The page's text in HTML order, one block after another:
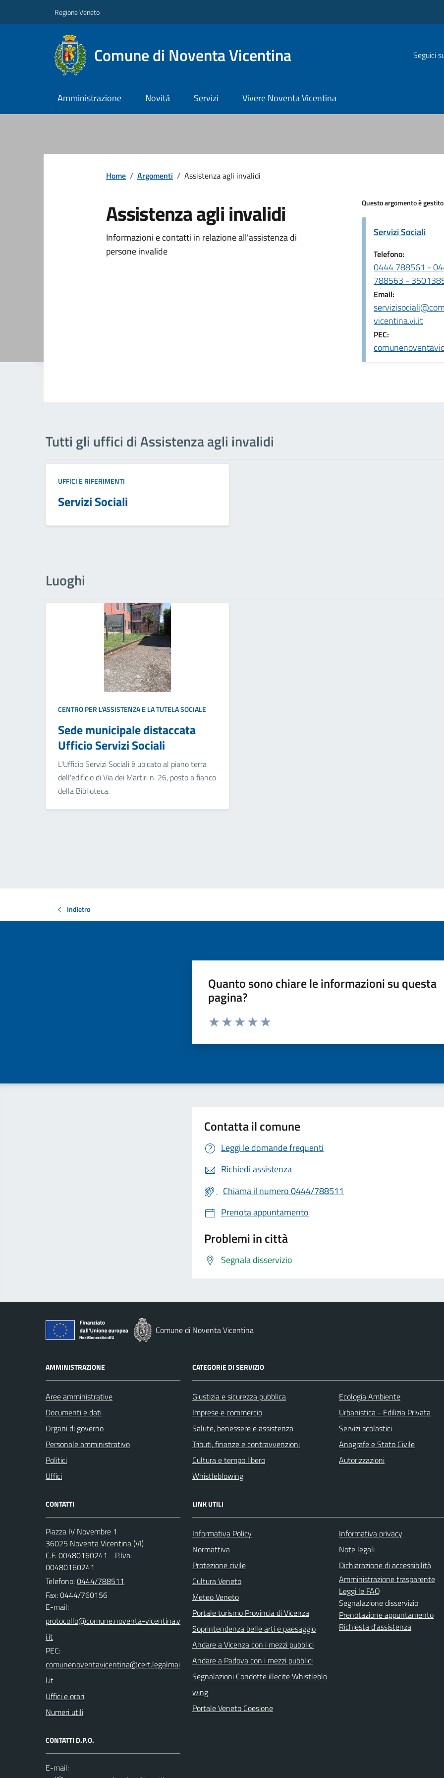
Regione Veneto
Comune di Noventa Vicentina Seguici
Amministrazione Novità Servizi Vivere Noventa Vicentina
Home / Argomenti / Assistenza agli invalidi
Assistenza agli invalidi
Informazioni e contatti in relazione all'assistenza di
persone invalide
Questo argomento è
Servizi Sociali
Telefono:
0444 788561 -
788563 -
Email:
vicentina.vi.it
PEC:
Tutti gli uffici di Assistenza agli invalidi
UFFICI E RIFERIMENTI
Servizi Sociali
Luoghi
CENTRO PER L'ASSISTENZA E LA TUTELA SOCIALE
Sede municipale distaccata
Ufficio Servizi Sociali
L'Ufficio Servizi Sociali è ubicato al piano terra
dell'edificio di Via dei Martiri n. 26, posto a fianco
della Biblioteca.
Indietro
Quanto sono chiare le informazioni su questa
pagina?
Valuta da 1 a 5 stelle la pagina
Contatta il comune
Leggi le domande frequenti
Richiedi assistenza
Chiama il numero 0444/788511
Prenota appuntamento
Problemi in città
Segnala disservizio
Comune di Noventa Vicentina
AMMINISTRAZIONE
Aree amministrative
Documenti e dati
Organi di governo
Personale amministrativo
Politici
Uffici
CATEGORIE DI SERVIZIO
Giustizia e sicurezza pubblica
Imprese e commercio
Salute, benessere e assistenza
Tributi, finanze e contravvenzioni
Cultura e tempo libero
Whistleblowing
Ecologia Ambiente
Urbanistica - Edilizia Privata
Servizi scolastici
Anagrafe e Stato Civile
Autorizzazioni
CONTATTI
Piazza IV Novembre 1
36025 Noventa Vicentina (VI)
C.F. 00480160241 - P.Iva:
00480160241
Telefono:0444/788511
Fax: 0444/760156
E-mail:
PEC:
Uffici e orari
Numeri utili
CONTATTI D.P.O.
E-mail:
LINK UTILI
Informativa Policy
Normattiva
Protezione civile
Cultura Veneto
Meteo Veneto
Portale turismo Provincia di Vicenza
Soprintendenza belle arti e paesaggio
Andare a Vicenza con i mezzi pubblici
Andare a Padova con i mezzi pubblici
Segnalazioni Condotte illecite Whistleblo
wing
Portale Veneto Coesione
Informativa privacy
Note legali
Dichiarazione di accessibilità
Amministrazione trasparente
Leggi le FAQ
Segnalazione disservizio
Prenotazione appuntamento
Richiesta d'assistenza